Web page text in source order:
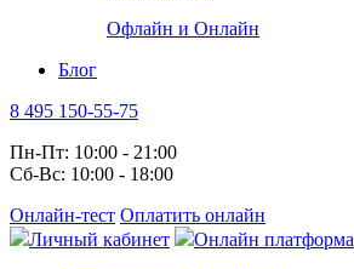
Офлайн и Онлайн
Блог
8 495 150-55-75
Пн-Пт: 10:00 - 21:00
Сб-Вс: 10:00 - 18:00
Онлайн-тест Оплатить онлайн
Личный кабинет
Онлайн платформа